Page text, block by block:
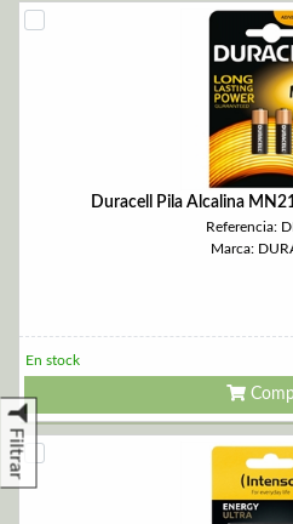
Filtrar
Duracell Pila Alcalina
Referencia:
Marca:
En stock